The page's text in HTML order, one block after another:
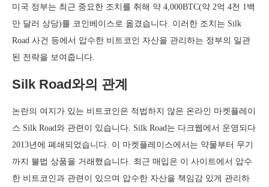
미국 정부는 최근 중요한 조치를 취해 약 4,000BTC(약 2억 4천 1백
만 달러 상당)를 코인베이스로 옮겼습니다. 이러한 조치는 Silk
Road 사건 등에서 압수한 비트코인 자산을 관리하는 정부의 일관
된 전략을 보여줍니다.
Silk Road와의 관계
논란의 여지가 있는 비트코인은 적법하지 않은 온라인 마켓플레이
스 Silk Road와 관련이 있습니다. Silk Road는 다크웹에서 운영되다
2013년에 폐쇄되었습니다. 이 마켓플레이스에서는 약물부터 무기
까지 불법 상품을 거래했습니다. 최근 매입은 이 사이트에서 압수
한 비트코인과 관련이 있으며 압수한 자산을 책임감 있게 관리하